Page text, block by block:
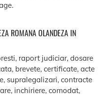
ROMANA OLANDEZA IN
raport judiciar, dosare
brevete, certificate, acte
supralegalizari, contracte
inchiriere, comodat,